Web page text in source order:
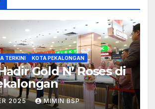
TERKINI KOTA PEKALONGAN
Gold N’ Roses di
2025 MIMIN BSP